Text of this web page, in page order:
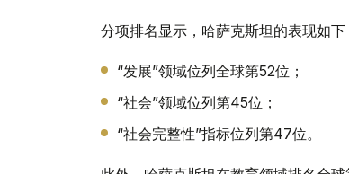
分项排名显示，哈萨克斯坦的表现如下
“发展”领域位列全球第52位；
“社会”领域位列第45位；
“社会完整性”指标位列第47位。